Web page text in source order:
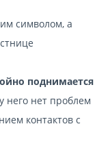
символом, а
поднимается
него нет проблем
контактов с